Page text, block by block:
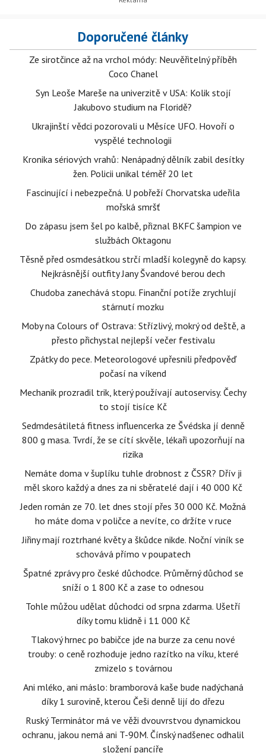
Doporučené články
Ze sirotčince až na vrchol módy: Neuvěřitelný příběh
Coco Chanel
Syn Leoše Mareše na univerzitě v USA: Kolik stojí
Jakubovo studium na Floridě?
Ukrajinští vědci pozorovali u Měsíce UFO. Hovoří o
vyspělé technologii
Kronika sériových vrahů: Nenápadný dělník zabil desítky
žen. Policii unikal téměř 20 let
Fascinující i nebezpečná. U pobřeží Chorvatska udeřila
mořská smršť
Do zápasu jsem šel po kalbě, přiznal BKFC šampion ve
službách Oktagonu
Těsně před osmdesátkou strčí mladší kolegyně do kapsy.
Nejkrásnější outfity Jany Švandové berou dech
Chudoba zanechává stopu. Finanční potíže zrychlují
stárnutí mozku
Moby na Colours of Ostrava: Střízlivý, mokrý od deště, a
přesto přichystal nejlepší večer festivalu
Zpátky do pece. Meteorologové upřesnili předpověď
počasí na víkend
Mechanik prozradil trik, který používají autoservisy. Čechy
to stojí tisíce Kč
Sedmdesátiletá fitness influencerka ze Švédska jí denně
800 g masa. Tvrdí, že se cítí skvěle, lékaři upozorňují na
rizika
Nemáte doma v šuplíku tuhle drobnost z ČSSR? Dřív ji
měl skoro každý a dnes za ni sběratelé dají i 40 000 Kč
Jeden román ze 70. let dnes stojí přes 30 000 Kč. Možná
ho máte doma v poličce a nevíte, co držíte v ruce
Jiřiny mají roztrhané květy a škůdce nikde. Noční viník se
schovává přímo v poupatech
Špatné zprávy pro české důchodce. Průměrný důchod se
sníží o 1 800 Kč a zase to odnesou
Tohle můžou udělat důchodci od srpna zdarma. Ušetří
díky tomu klidně i 11 000 Kč
Tlakový hrnec po babičce jde na burze za cenu nové
trouby: o ceně rozhoduje jedno razítko na víku, které
zmizelo s továrnou
Ani mléko, ani máslo: bramborová kaše bude nadýchaná
díky 1 surovině, kterou Češi denně lijí do dřezu
Ruský Terminátor má ve věži dvouvrstvou dynamickou
ochranu, jakou nemá ani T-90M. Čínský nadšenec odhalil
složení pancíře